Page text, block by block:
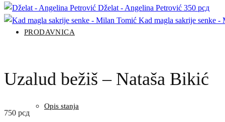
PRODAVNICA
Opis stanja
Dželat - Angelina Petrović 350 рсд
Kad magla sakrije senke -
Uzalud bežiš – Nataša Bikić
750 рсд